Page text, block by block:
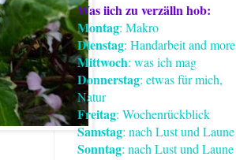
Was iich zu verzälln hob:
Montag: Makro
Dienstag: Handarbeit and more
Mittwoch: was ich mag
Donnerstag: etwas für mich,
Natur
Freitag: Wochenrückblick
Samstag: nach Lust und Laune
Sonntag: nach Lust und Laune